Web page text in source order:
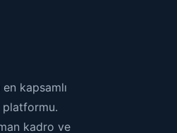
kapsamlı
platformu.
kadro ve